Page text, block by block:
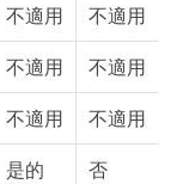
不適用 不適用
不適用 不適用
不適用 不適用
是的 否